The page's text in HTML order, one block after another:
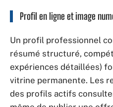
Profil en ligne et image
Un profil professionnel
résumé structuré,
expériences détaillées)
vitrine permanente. Les
des profils actifs